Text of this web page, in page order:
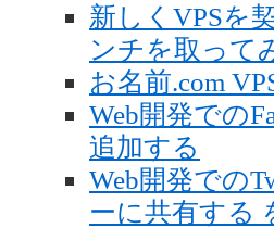
新しくVPSを
ンチを取って
お名前.com
Web開発での
追加する
Web開発での
ーに共有する